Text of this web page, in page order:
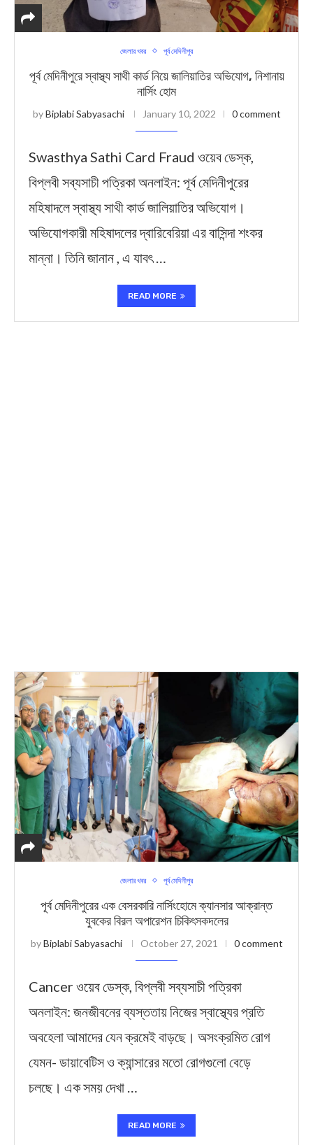
জেলার খবর পূর্ব মেদিনীপুর
পূর্ব মেদিনীপুরে স্বাস্থ্য সাথী কার্ড নিয়ে জালিয়াতির অভিযোগ, নিশানায়
নার্সিং হোম
byBiplabi Sabyasachi January 10, 2022 0 comment
Swasthya Sathi Card Fraud ওয়েব ডেস্ক,
বিপ্লবী সব্যসাচী পত্রিকা অনলাইন: পূর্ব মেদিনীপুরের
মহিষাদলে স্বাস্থ্য সাথী কার্ড জালিয়াতির অভিযোগ।
অভিযোগকারী মহিষাদলের দ্বারিবেরিয়া এর বাসিন্দা শংকর
মান্না। তিনি জানান , এ যাবৎ …
READ MORE
জেলার খবর পূর্ব মেদিনীপুর
পূর্ব মেদিনীপুরের এক বেসরকারি নার্সিংহোমে ক্যানসার আক্রান্ত
যুবকের বিরল অপারেশন চিকিৎসকদলের
byBiplabi Sabyasachi October 27, 2021 0 comment
Cancer ওয়েব ডেস্ক, বিপ্লবী সব্যসাচী পত্রিকা
অনলাইন: জনজীবনের ব্যস্ততায় নিজের স্বাস্থ্যের প্রতি
অবহেলা আমাদের যেন ক্রমেই বাড়ছে। অসংক্রমিত রোগ
যেমন- ডায়াবেটিস ও ক্যান্সারের মতো রোগগুলো বেড়ে
চলছে। এক সময় দেখা …
READ MORE